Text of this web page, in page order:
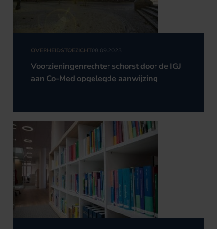
OVERHEIDSTOEZICHT08.09.2023
Voorzieningenrechter schorst door de IGJ
aan Co-Med opgelegde aanwijzing